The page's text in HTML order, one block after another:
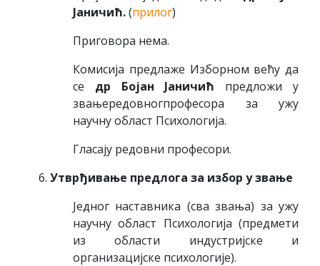
Јаничић.(прилог)
Приговора нема.
Комисија предлаже Изборном већу да
се др Бојан Јаничић предложи у
звањередовногпрофесора за ужу
научну област Психологија.
Гласају редовни професори.
Утврђивање предлога за избор у звање
Једног наставника (сва звања) за ужу
научну област Психологија (предмети
из области индустријске и
организацијске психологије).